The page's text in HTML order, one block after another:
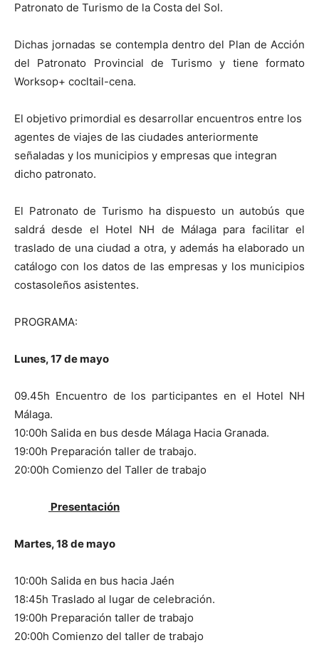
Patronato de Turismo de la Costa del Sol.
Dichas jornadas se contempla dentro del Plan de Acción
del Patronato Provincial de Turismo y tiene formato
Worksop+ cocltail-cena.
El objetivo primordial es desarrollar encuentros entre los
agentes de viajes de las ciudades anteriormente
señaladas y los municipios y empresas que integran
dicho patronato.
El Patronato de Turismo ha dispuesto un autobús que
saldrá desde el Hotel NH de Málaga para facilitar el
traslado de una ciudad a otra, y además ha elaborado un
catálogo con los datos de las empresas y los municipios
costasoleños asistentes.
PROGRAMA:
Lunes, 17 de mayo
09.45h Encuentro de los participantes en el Hotel NH
Málaga.
10:00h Salida en bus desde Málaga Hacia Granada.
19:00h Preparación taller de trabajo.
20:00h Comienzo del Taller de trabajo
Presentación
Martes, 18 de mayo
10:00h Salida en bus hacia Jaén
18:45h Traslado al lugar de celebración.
19:00h Preparación taller de trabajo
20:00h Comienzo del taller de trabajo